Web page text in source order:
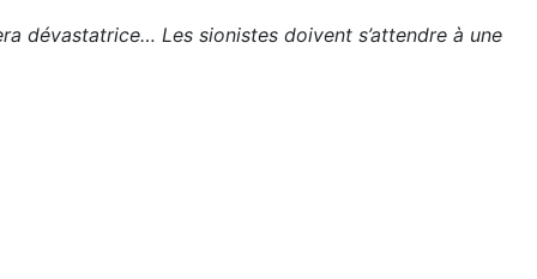
dévastatrice… Les sionistes doivent s’attendre à une